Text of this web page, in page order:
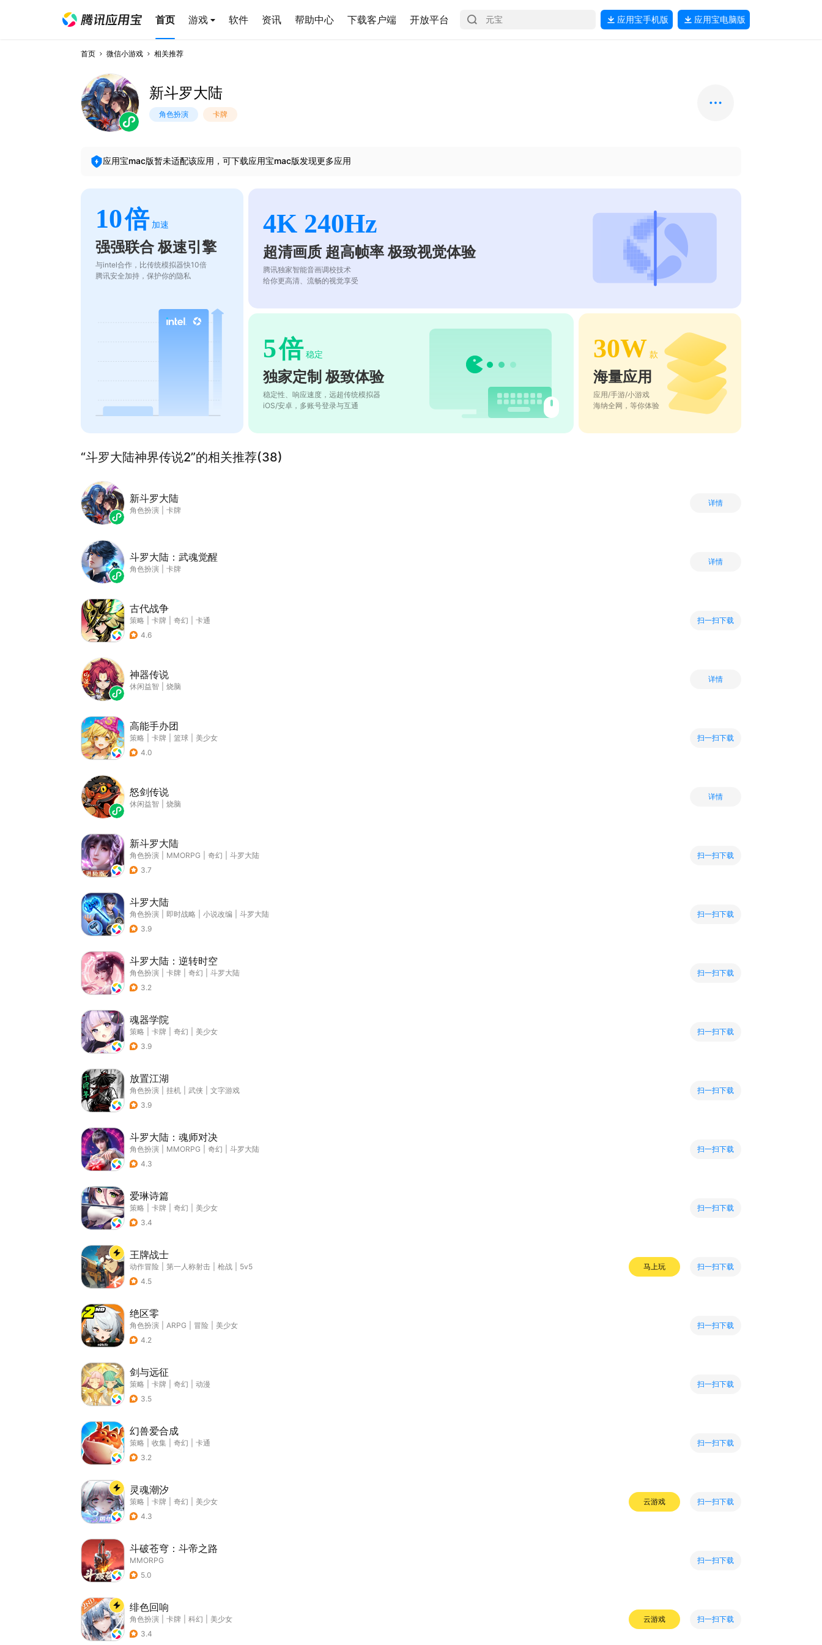
首页 游戏 软件 资讯 帮助中心 下载客户端 开放平台 应用宝手机版 应用宝电脑版
首页 微信小游戏 相关推荐
新斗罗大陆
角色扮演 卡牌
应用宝mac版暂未适配该应用，可下载应用宝mac版发现更多应用
10倍 加速
强强联合 极速引擎
与intel合作，比传统模拟器快10倍
腾讯安全加持，保护你的隐私
4K 240Hz
超清画质 超高帧率 极致视觉体验
腾讯独家智能音画调校技术
给你更高清、流畅的视觉享受
5倍 稳定
独家定制 极致体验
稳定性、响应速度，远超传统模拟器
iOS/安卓，多账号登录与互通
30W 款
海量应用
应用/手游/小游戏
海纳全网，等你体验
“斗罗大陆神界传说2”的相关推荐(38)
新斗罗大陆
角色扮演 卡牌
详情
斗罗大陆：武魂觉醒
角色扮演 卡牌
详情
古代战争
策略 卡牌 奇幻
卡通
4.6
扫一扫下载
神器传说
休闲益智 烧脑
详情
高能手办团
策略 卡牌 篮球
美少女
4.0
扫一扫下载
怒剑传说
休闲益智 烧脑
详情
新斗罗大陆
角色扮演 MMORPG 奇幻
斗罗大陆
3.7
扫一扫下载
斗罗大陆
角色扮演 即时战略 小说改编
斗罗大陆
3.9
扫一扫下载
斗罗大陆：逆转时空
角色扮演 卡牌 奇幻
斗罗大陆
3.2
扫一扫下载
魂器学院
策略 卡牌 奇幻
美少女
3.9
扫一扫下载
放置江湖
角色扮演 挂机 武侠
文字游戏
3.9
扫一扫下载
斗罗大陆：魂师对决
角色扮演 MMORPG 奇幻
斗罗大陆
4.3
扫一扫下载
爱琳诗篇
策略 卡牌 奇幻
美少女
3.4
扫一扫下载
王牌战士
动作冒险 第一人称射击 枪战
5v5
4.5
马上玩 扫一扫下载
绝区零
角色扮演 ARPG 冒险
美少女
4.2
扫一扫下载
剑与远征
策略 卡牌 奇幻
动漫
3.5
扫一扫下载
幻兽爱合成
策略 收集 奇幻
卡通
3.2
扫一扫下载
灵魂潮汐
策略 卡牌 奇幻
美少女
4.3
云游戏 扫一扫下载
斗破苍穹：斗帝之路
MMORPG
5.0
扫一扫下载
绯色回响
角色扮演 卡牌 科幻
美少女
3.4
云游戏 扫一扫下载